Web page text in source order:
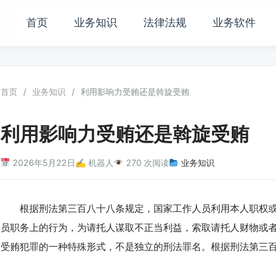
首页 业务知识 法律法规 业务软件
首页 / 业务知识 / 利用影响力受贿还是斡旋受贿
利用影响力受贿还是斡旋受贿
2026年5月22日✍️ 机器人 270 次阅读 业务知识
根据刑法第三百八十八条规定，国家工作人员利用本人职权
员职务上的行为，为请托人谋取不正当利益，索取请托人财物或
受贿犯罪的一种特殊形式，不是独立的刑法罪名。根据刑法第三